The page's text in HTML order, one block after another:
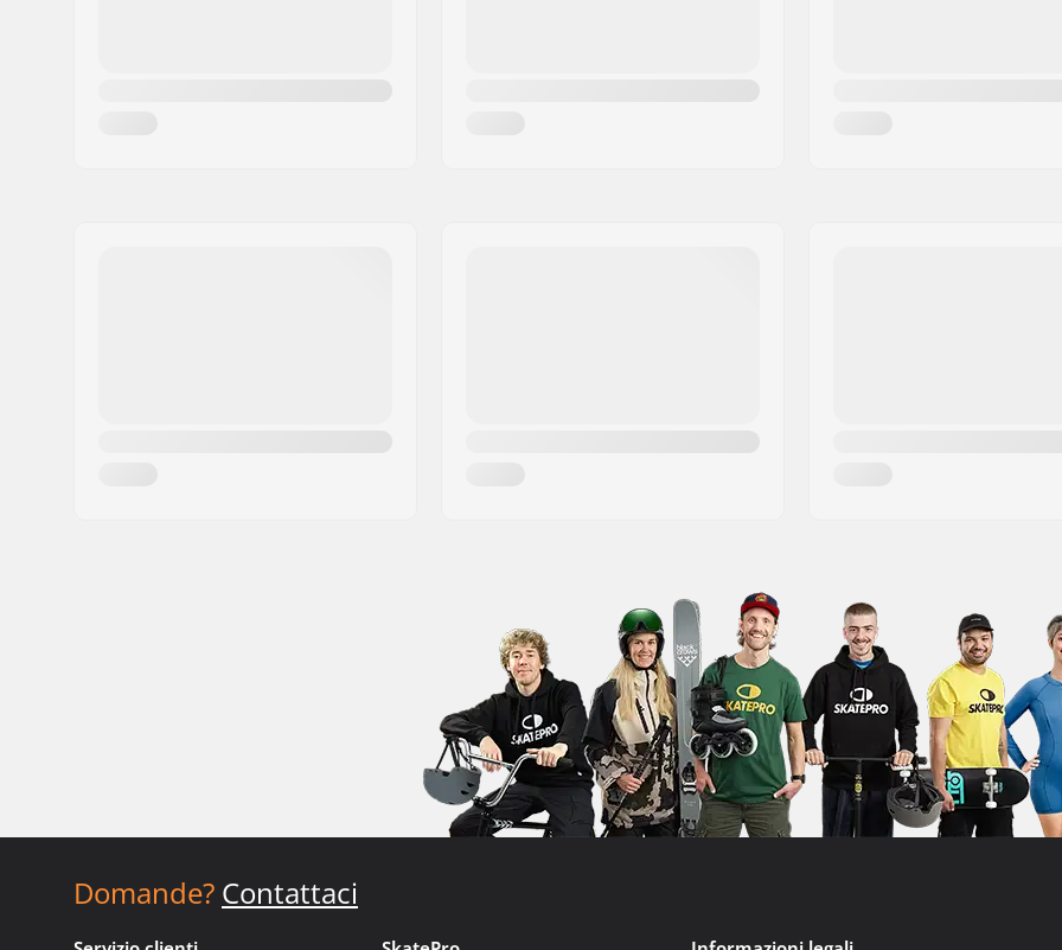
Domande? Contattaci